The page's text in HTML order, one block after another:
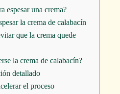
espesar una crema?
la crema de calabacín
que la crema quede
la crema de calabacín?
detallado
el proceso